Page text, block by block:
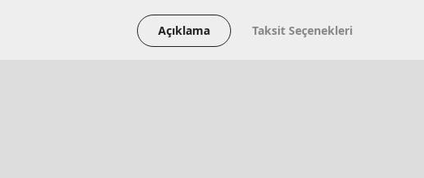
Açıklama Taksit Seçenekleri